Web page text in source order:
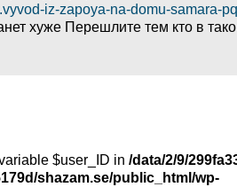
iz-zapoya-na-domu-samara-
хуже Перешлите тем кто в
$user_ID in /data/2/9/
shazam.se/public_html/wp-